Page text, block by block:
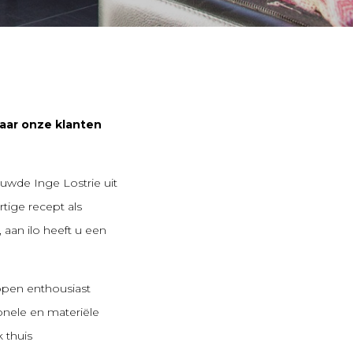
onze klanten
Inge Lostrie uit
recept als
ilo heeft u een
enthousiast
en materiële
thuis